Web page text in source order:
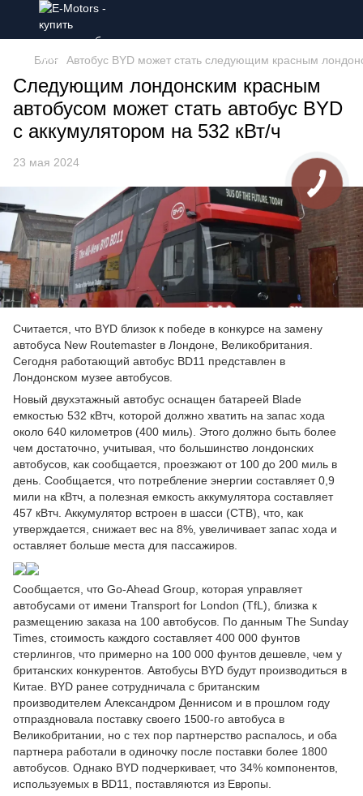
Блог Автобус BYD может стать следующим красным
Следующим лондонским красным
автобусом может стать автобус BYD
с аккумулятором на 532 кВт/ч
23 мая 2024
Считается, что BYD близок к победе в конкурсе на замену
автобуса New Routemaster в Лондоне, Великобритания.
Сегодня работающий автобус BD11 представлен в
Лондонском музее автобусов.
Новый двухэтажный автобус оснащен батареей Blade
емкостью 532 кВтч, которой должно хватить на запас хода
около 640 километров (400 миль). Этого должно быть более
чем достаточно, учитывая, что большинство лондонских
автобусов, как сообщается, проезжают от 100 до 200 миль в
день. Сообщается, что потребление энергии составляет 0,9
мили на кВтч, а полезная емкость аккумулятора составляет
457 кВтч. Аккумулятор встроен в шасси (CTB), что, как
утверждается, снижает вес на 8%, увеличивает запас хода и
оставляет больше места для пассажиров.
Сообщается, что Go-Ahead Group, которая управляет
автобусами от имени Transport for London (TfL), близка к
размещению заказа на 100 автобусов. По данным The Sunday
Times, стоимость каждого составляет 400 000 фунтов
стерлингов, что примерно на 100 000 фунтов дешевле, чем у
британских конкурентов. Автобусы BYD будут производиться в
Китае. BYD ранее сотрудничала с британским
производителем Александром Деннисом и в прошлом году
отпраздновала поставку своего 1500-го автобуса в
Великобритании, но с тех пор партнерство распалось, и оба
партнера работали в одиночку после поставки более 1800
автобусов. Однако BYD подчеркивает, что 34% компонентов,
используемых в BD11, поставляются из Европы.